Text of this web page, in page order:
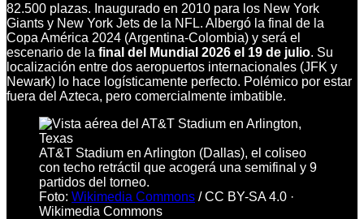
82.500 plazas. Inaugurado en 2010 para los New York
Giants y New York Jets de la NFL. Albergó la final de la
Copa América 2024 (Argentina-Colombia) y será el
escenario de la final del Mundial 2026 el 19 de julio. Su
localización entre dos aeropuertos internacionales (JFK y
Newark) lo hace logísticamente perfecto. Polémico por estar
fuera del Azteca, pero comercialmente imbatible.
AT&T Stadium en Arlington (Dallas), el coliseo
con techo retráctil que acogerá una semifinal y 9
partidos del torneo.
Foto: Wikimedia Commons /CC BY-SA 4.0 ·
Wikimedia Commons